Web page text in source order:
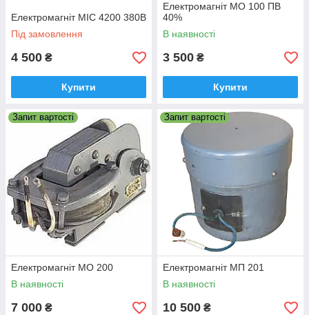
Електромагніт МІС 4200 380В
Під замовлення
4 500 ₴
Купити
Електромагніт МО 100 ПВ
40%
В наявності
3 500 ₴
Купити
Запит вартості
Електромагніт МО 200
В наявності
7 000 ₴
Запит вартості
Електромагніт МП 201
В наявності
10 500 ₴